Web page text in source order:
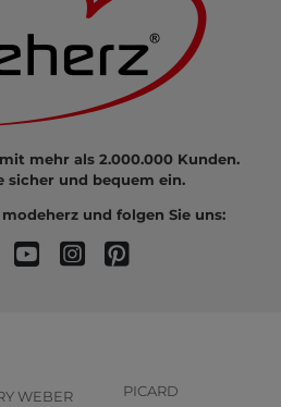
mehr als 2.000.000 Kunden.
sicher und bequem ein.
und folgen Sie uns:
WEBER PICARD